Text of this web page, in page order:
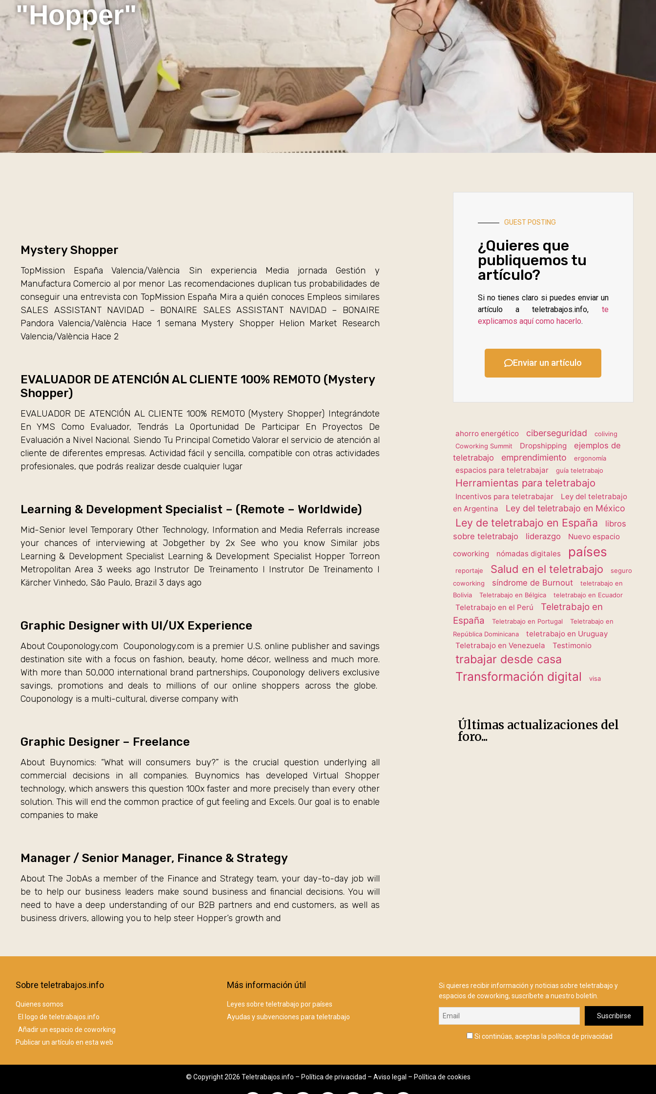
"Hopper"
Mystery Shopper
TopMission España Valencia/València Sin experiencia Media jornada Gestión y
Manufactura Comercio al por menor Las recomendaciones duplican tus probabilidades de
conseguir una entrevista con TopMission España Mira a quién conoces Empleos similares
SALES ASSISTANT NAVIDAD – BONAIRE SALES ASSISTANT NAVIDAD – BONAIRE
Pandora Valencia/València Hace 1 semana Mystery Shopper Helion Market Research
Valencia/València Hace 2
EVALUADOR DE ATENCIÓN AL CLIENTE 100% REMOTO (Mystery
Shopper)
EVALUADOR DE ATENCIÓN AL CLIENTE 100% REMOTO (Mystery Shopper) Integrándote
En YMS Como Evaluador, Tendrás La Oportunidad De Participar En Proyectos De
Evaluación a Nivel Nacional. Siendo Tu Principal Cometido Valorar el servicio de atención al
cliente de diferentes empresas. Actividad fácil y sencilla, compatible con otras actividades
profesionales, que podrás realizar desde cualquier lugar
Learning & Development Specialist – (Remote – Worldwide)
Mid-Senior level Temporary Other Technology, Information and Media Referrals increase
your chances of interviewing at Jobgether by 2x See who you know Similar jobs
Learning & Development Specialist Learning & Development Specialist Hopper Torreon
Metropolitan Area 3 weeks ago Instrutor De Treinamento I Instrutor De Treinamento I
Kärcher Vinhedo, São Paulo, Brazil 3 days ago
Graphic Designer with UI/UX Experience
About Couponology.com Couponology.com is a premier U.S. online publisher and savings
destination site with a focus on fashion, beauty, home décor, wellness and much more.
With more than 50,000 international brand partnerships, Couponology delivers exclusive
savings, promotions and deals to millions of our online shoppers across the globe.
Couponology is a multi-cultural, diverse company with
Graphic Designer – Freelance
About Buynomics: “What will consumers buy?” is the crucial question underlying all
commercial decisions in all companies. Buynomics has developed Virtual Shopper
technology, which answers this question 100x faster and more precisely than every other
solution. This will end the common practice of gut feeling and Excels. Our goal is to enable
companies to make
Manager / Senior Manager, Finance & Strategy
About The JobAs a member of the Finance and Strategy team, your day-to-day job will
be to help our business leaders make sound business and financial decisions. You will
need to have a deep understanding of our B2B partners and end customers, as well as
business drivers, allowing you to help steer Hopper’s growth and
GUEST POSTING
¿Quieres que
publiquemos tu
artículo?
Si no tienes claro si puedes enviar un
artículo a teletrabajos.info, te
explicamos aquí como hacerlo.
Enviar un artículo
ahorro energético ciberseguridad
coliving
Coworking Summit
Dropshipping
ejemplos de
teletrabajo
emprendimiento ergonomía
espacios para teletrabajar guía teletrabajo
Herramientas para teletrabajo
Incentivos para teletrabajar
Ley del teletrabajo
en Argentina
Ley del teletrabajo en México
Ley de teletrabajo en España
libros
sobre teletrabajo
liderazgo
Nuevo espacio
coworking
nómadas digitales países
reportaje Salud en el teletrabajo
seguro
coworking
síndrome de Burnout
teletrabajo en
Bolivia
Teletrabajo en Bélgica teletrabajo en Ecuador
Teletrabajo en el Perú
Teletrabajo en
España
Teletrabajo en Portugal
Teletrabajo en
República Dominicana
teletrabajo en Uruguay
Teletrabajo en Venezuela
Testimonio
trabajar desde casa
Transformación digital visa
Últimas actualizaciones del
foro...
Sobre teletrabajos.info
Quienes somos
El logo de teletrabajos.info
Añadir un espacio de coworking
Publicar un artículo en esta web
Más información útil
Leyes sobre teletrabajo por países
Ayudas y subvenciones para teletrabajo
Si quieres recibir información y noticias sobre teletrabajo y
espacios de coworking, suscríbete a nuestro boletín.
Si continúas, aceptas la política de privacidad
© Copyright 2026 Teletrabajos.info – Política de privacidad – Aviso legal – Política de cookies